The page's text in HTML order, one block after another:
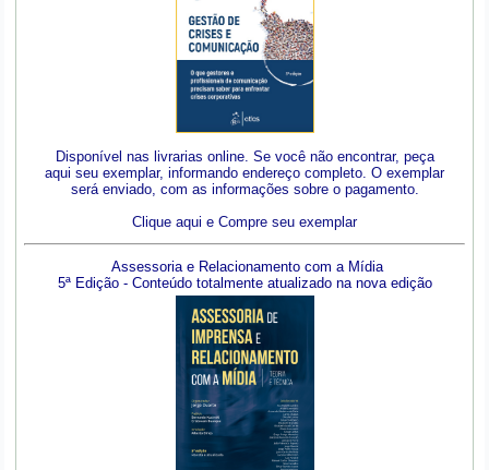
Disponível nas livrarias online. Se você não encontrar, peça
aqui seu exemplar, informando endereço completo. O exemplar
será enviado, com as informações sobre o pagamento.
Clique aqui e Compre seu exemplar
Assessoria e Relacionamento com a Mídia
5ª Edição - Conteúdo totalmente atualizado na nova edição